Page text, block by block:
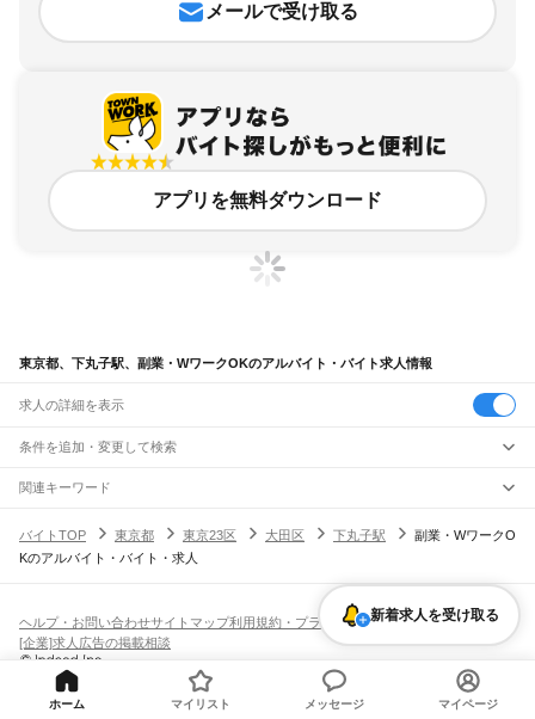
メールで受け取る
アプリを無料ダウンロード
東京都、下丸子駅、副業・WワークOKのアルバイト・バイト求人情報
求人の詳細を表示
条件を追加・変更して検索
市区町村を追加・変更
東京都すべて
東京23区 すべて
荒川区
江戸川区
八王子市立川市武蔵野市 昭島市調布市町田市小金井市
小平市
国分寺市 狛江市
東久留米市
多摩市 あきる野市 大島町利島村
新島村
三宅村御蔵島村 青ヶ島村小笠原村
駅を追加・変更
JR山手線
大崎駅五反田駅目黒駅恵比寿駅 代々木駅新宿駅新大久保駅
高田馬場駅
上野駅
神田駅 新橋駅
高輪ゲートウェイ駅
品川駅
職種を追加・変更
飲食・フードサービスすべて
ホールスタッフキッチンスタッフ 精肉・鮮魚加工
パン屋（ベーカリー）
飲食店補助（開店・閉店準備）
飲食店（店長・マネージャー）
営業・販売
人気
日払いOK高校生歓迎
ピアスOK
オープニングスタッフ
留学生・外国人活躍中
勤務期間
雇用形態を追加・変更
アルバイト・パート
正社員
都道府県を変更
関連キーワード
バイトTOP
東京都 東京23区 大田区 下丸子駅
副業・WワークO
Kのアルバイト・バイト・求人
新着求人を受け取る
ヘルプ・お問い合わせサイトマップ利用規約・プライバシーポリシー
[企業]求人広告の掲載相談
ホーム マイリスト メッセージ マイページ